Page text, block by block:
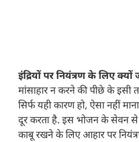
इंद्रियों पर नियंत्रण के लिए
मांसाहार न करने की पीछे के इसी
सिर्फ यही कारण हो, ऐसा नहीं
दूर करता है. इस भोजन के सेवन से
काबू रखने के लिए आहार पर